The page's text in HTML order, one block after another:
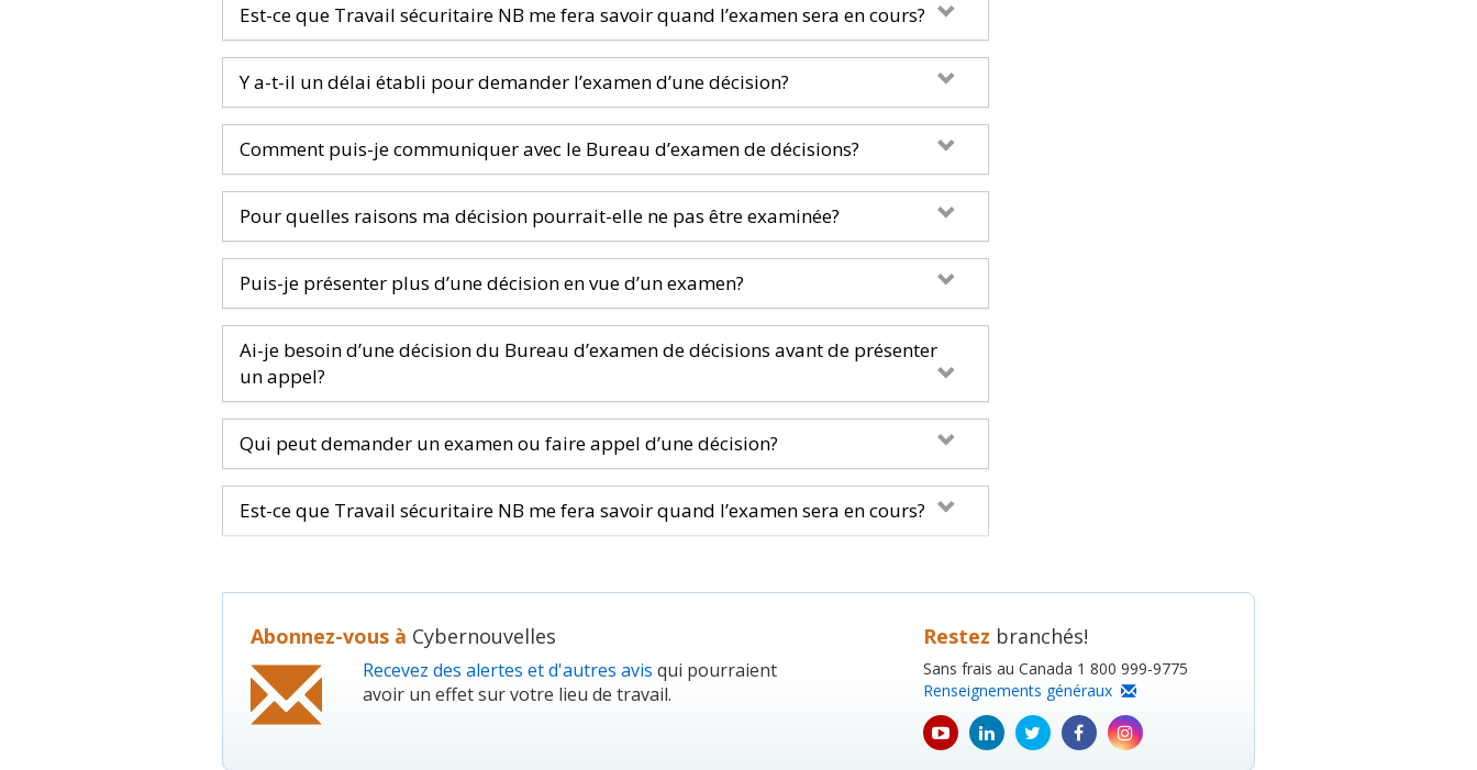
Est-ce que Travail sécuritaire NB me fera savoir quand l’examen sera en cours?
Y a-t-il un délai établi pour demander l’examen d’une décision?
Comment puis-je communiquer avec le Bureau d’examen de décisions?
Pour quelles raisons ma décision pourrait-elle ne pas être examinée?
Puis-je présenter plus d’une décision en vue d’un examen?
Ai-je besoin d’une décision du Bureau d’examen de décisions avant de présenter
un appel?
Qui peut demander un examen ou faire appel d’une décision?
Est-ce que Travail sécuritaire NB me fera savoir quand l’examen sera en cours?
Abonnez-vous à Cybernouvelles
Recevez des alertes et d'autres avis qui pourraient
avoir un effet sur votre lieu de travail.
Restez branchés!
Sans frais au Canada 1 800 999-9775
Renseignements généraux
youtube
icon
Linkedin
icon
Twitter
icon
Facebook
icon
Instagram
icon